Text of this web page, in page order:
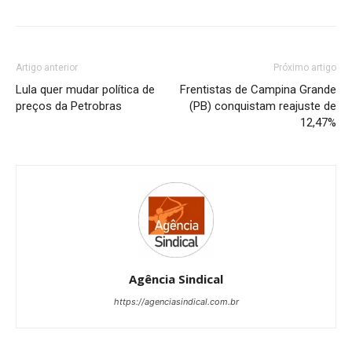
Artigo anterior
Lula quer mudar política de
preços da Petrobras
Próximo artigo
Frentistas de Campina Grande
(PB) conquistam reajuste de
12,47%
Agência Sindical
https://agenciasindical.com.br